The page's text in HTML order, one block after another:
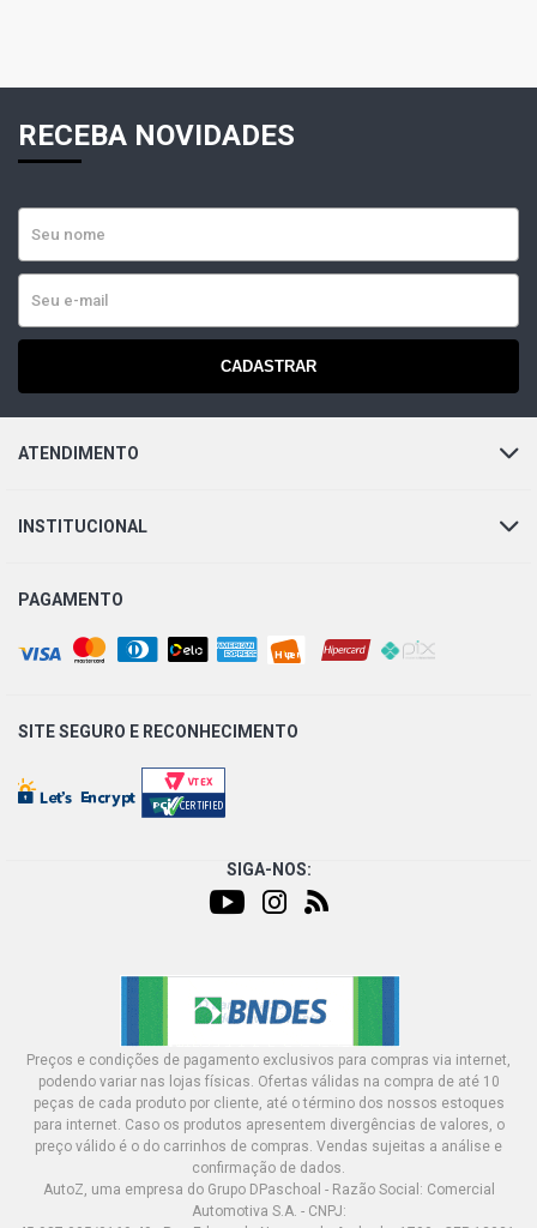
RECEBA NOVIDADES
CADASTRAR
ATENDIMENTO
INSTITUCIONAL
PAGAMENTO
SITE SEGURO E RECONHECIMENTO
SIGA-NOS:
Preços e condições de pagamento exclusivos para compras via internet,
podendo variar nas lojas físicas. Ofertas válidas na compra de até 10
peças de cada produto por cliente, até o término dos nossos estoques
para internet. Caso os produtos apresentem divergências de valores, o
preço válido é o do carrinhos de compras. Vendas sujeitas a análise e
confirmação de dados.
AutoZ, uma empresa do Grupo DPaschoal - Razão Social: Comercial
Automotiva S.A. - CNPJ: